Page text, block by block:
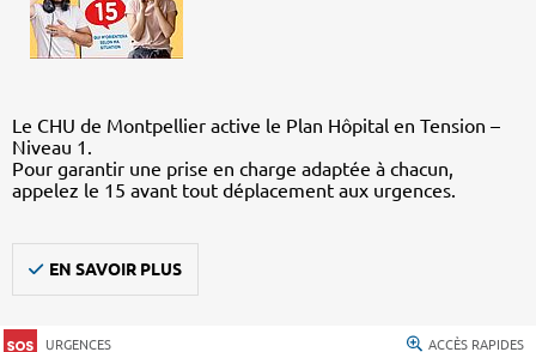
Le CHU de Montpellier active le Plan Hôpital en Tension –
Niveau 1.
Pour garantir une prise en charge adaptée à chacun,
appelez le 15 avant tout déplacement aux urgences.
EN SAVOIR PLUS
URGENCES ACCÈS RAPIDES